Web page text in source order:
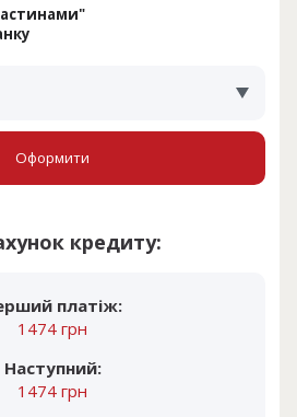
Оформити
кредиту:
платіж:
1474 грн
Наступний:
1474 грн